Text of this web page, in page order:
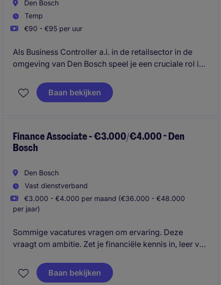
Den Bosch
Temp
€90 - €95 per uur
Als Business Controller a.i. in de retailsector in de
omgeving van Den Bosch speel je een cruciale rol in
analyseert cijfers en zorgt voor waardevolle
inzichten die bijdragen aan de prestaties van de
Baan bekijken
Finance Associate - €3.000/€4.000 - Den
Bosch
Den Bosch
Vast dienstverband
€3.000 - €4.000 per maand (€36.000 - €48.000
per jaar)
Sommige vacatures vragen om ervaring. Deze
vraagt om ambitie. Zet je financiële kennis in, leer van
een rol waarin je niet alleen rapporteert over de
cijfers, maar ze ook helpt sturen.
Baan bekijken